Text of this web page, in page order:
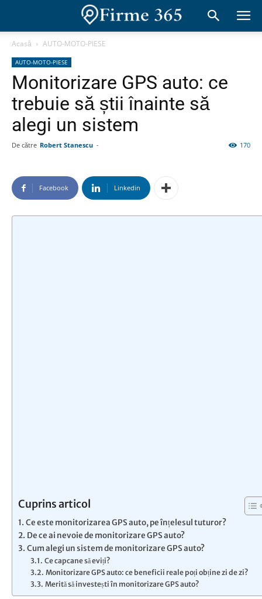
Acasă AUTO-MOTO-PIESE
AUTO-MOTO-PIESE
Monitorizare GPS auto: ce
trebuie să știi înainte să
alegi un sistem
De către Robert Stanescu - 170
Facebook Linkedin
Cuprins articol
Ce este monitorizarea GPS auto, pe înțelesul tuturor?
De ce ai nevoie de monitorizare GPS auto?
Cum alegi un sistem de monitorizare GPS auto?
Ce capcane să eviți?
Monitorizare GPS auto: ce beneficii reale poți obține zi de zi?
Merită să investești în monitorizare GPS auto?